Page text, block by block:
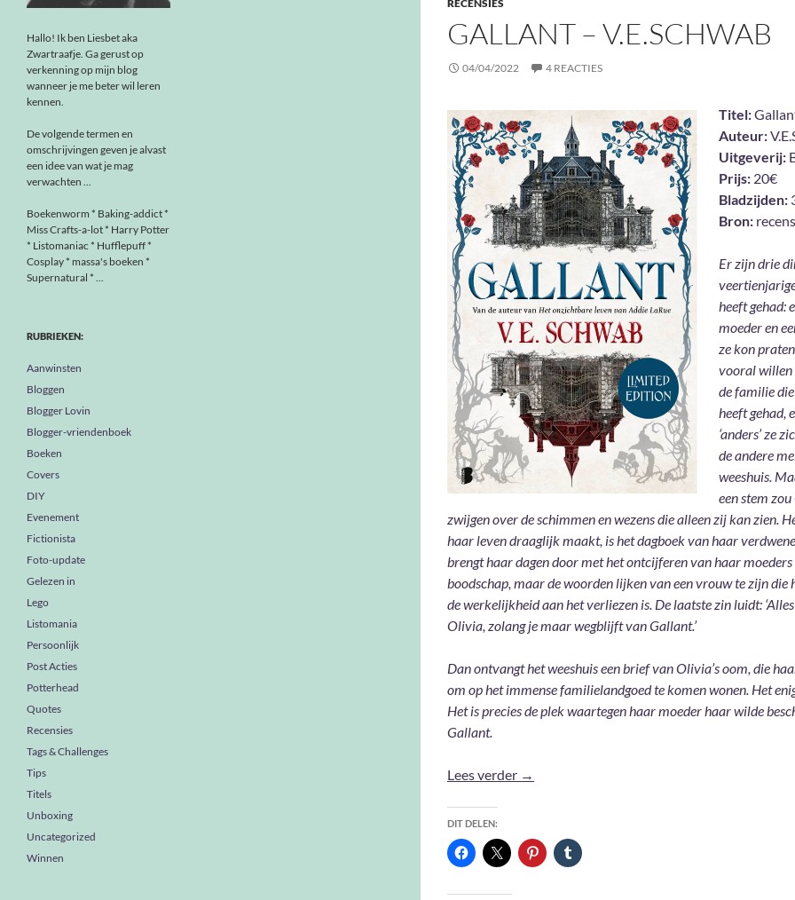
RECENSIES
GALLANT – V.E.SCHWAB
04/04/2022 4 REACTIES
Titel:
Auteur:
Uitgeverij:
Prijs: 20€
Bladzijden:
Bron:
Er zijn drie
heeft gehad:
moeder en
ze kon
vooral willen
de familie
heeft gehad,
‘anders’ ze
de andere
weeshuis.
een stem
zwijgen over de schimmen en wezens die alleen zij kan zien.
haar leven draaglijk maakt, is het dagboek van haar
brengt haar dagen door met het ontcijferen van haar
boodschap, maar de woorden lijken van een vrouw te zijn die
de werkelijkheid aan het verliezen is. De laatste zin luidt:
Olivia, zolang je maar wegblijft van Gallant.’
Dan ontvangt het weeshuis een brief van Olivia’s oom, die
om op het immense familielandgoed te komen wonen. Het
Het is precies de plek waartegen haar moeder haar wilde
Gallant.
Lees verder Gallant – V.E.Schwab
→
DIT DELEN:
Hallo! Ik ben Liesbet aka
Zwartraafje. Ga gerust op
verkenning op mijn blog
wanneer je me beter wil leren
kennen.
De volgende termen en
omschrijvingen geven je alvast
een idee van wat je mag
verwachten ...
Boekenworm * Baking-addict *
Miss Crafts-a-lot * Harry Potter
* Listomaniac * Hufflepuff *
Cosplay * massa's boeken *
Supernatural * ...
RUBRIEKEN:
Aanwinsten
Bloggen
Blogger Lovin
Blogger-vriendenboek
Boeken
Covers
DIY
Evenement
Fictionista
Foto-update
Gelezen in
Lego
Listomania
Persoonlijk
Post Acties
Potterhead
Quotes
Recensies
Tags & Challenges
Tips
Titels
Unboxing
Uncategorized
Winnen